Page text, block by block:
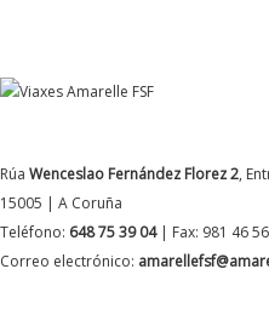
Rúa Wenceslao Fernández Florez 2,
15005 | A Coruña
Teléfono: 648 75 39 04| Fax: 981 46
Correo electrónico: